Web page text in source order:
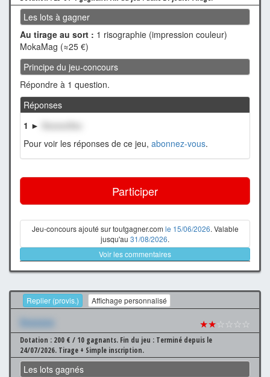
Les lots à gagner
Au tirage au sort : 1 risographie (impression couleur)
MokaMag (≈25 €)
Principe du jeu-concours
Répondre à 1 question.
Réponses
1 ►
Pour voir les réponses de ce jeu, abonnez-vous.
Participer
Jeu-concours ajouté sur toutgagner.com le 15/06/2026. Valable
jusqu'au 31/08/2026.
Voir les commentaires
Replier (provis.) Affichage personnalisé
Xxxxxxx ★★☆☆☆☆
Dotation : 200 € / 10 gagnants. Fin du jeu : Terminé depuis le
24/07/2026. Tirage + Simple inscription.
Les lots gagnés